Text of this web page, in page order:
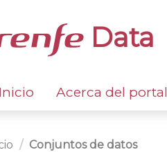
Data
Inicio Acerca del portal
Conjuntos de datos